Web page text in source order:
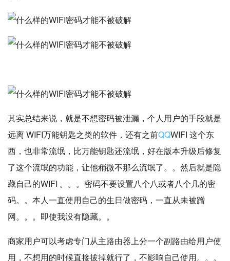
其实总结来说，就是不想密码被泄漏，个人用户的手段就是
远离 WIFI万能钥匙之类的软件，还有之前QQWIFI 这个东
西，也非常流氓，比万能钥匙还流氓，好在版本升级后修复
了这个流氓的功能，让他稍微不那么流氓了。。然后就是隐
藏自己的WIFI 。。。密码不要设置八个八或者八个几的密
码。。本人一直使用自己的生日做密码，一直从未被蹭
网。。。即使我没有隐藏。。
商家用户可以考虑专门从主路由器上分一个副路由给用户使
用，不想用的时候直接拔掉就行了，不影响自己使用。。。